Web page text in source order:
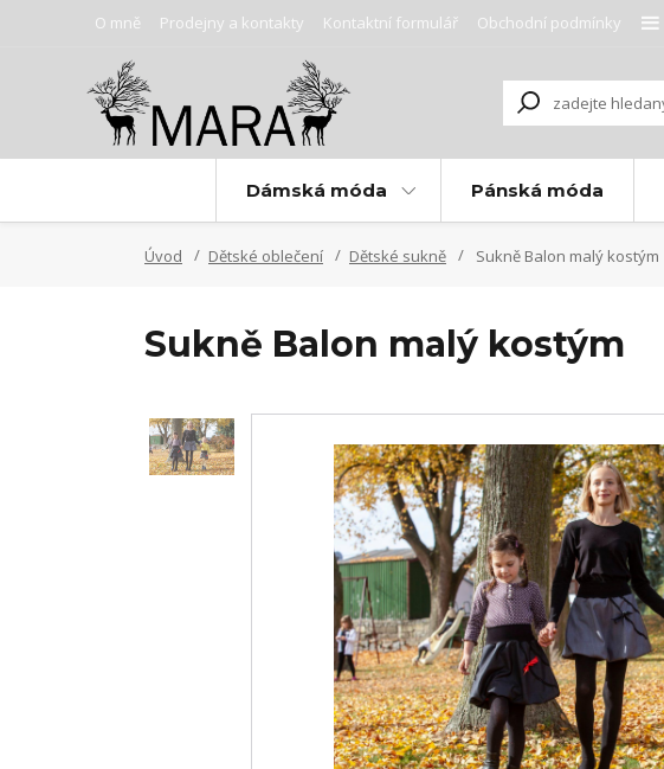
O mně Prodejny a kontakty Kontaktní formulář Obchodní podmínky
Dámská móda Pánská móda
Úvod Dětské oblečení Dětské sukně Sukně Balon malý kostým
Sukně Balon malý kostým